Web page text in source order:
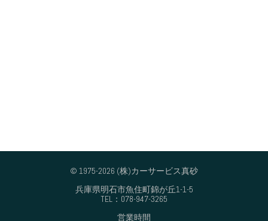
© 1975-2026 (株)カーサービス真砂
兵庫県明石市魚住町錦が丘1-1-5
TEL：078-947-3265
営業時間